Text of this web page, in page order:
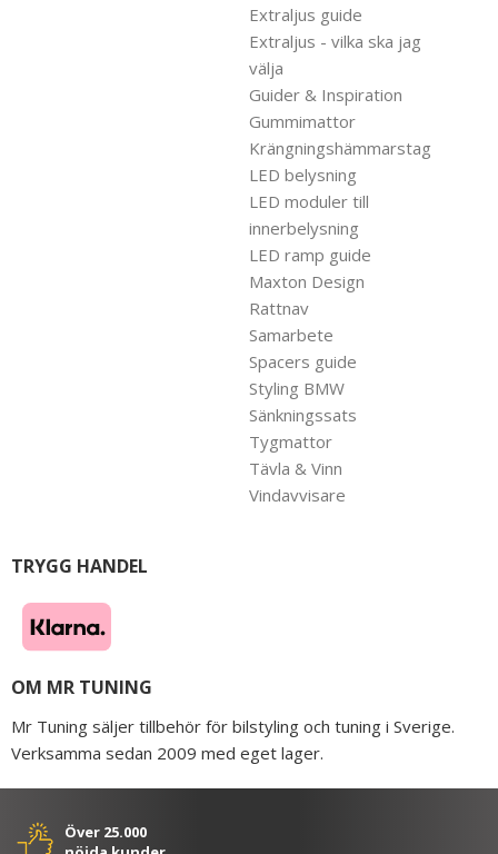
Extraljus guide
Extraljus - vilka ska jag
välja
Guider & Inspiration
Gummimattor
Krängningshämmarstag
LED belysning
LED moduler till
innerbelysning
LED ramp guide
Maxton Design
Rattnav
Samarbete
Spacers guide
Styling BMW
Sänkningssats
Tygmattor
Tävla & Vinn
Vindavvisare
TRYGG HANDEL
OM MR TUNING
Mr Tuning säljer tillbehör för bilstyling och tuning i Sverige.
Verksamma sedan 2009 med eget lager.
Över 25.000